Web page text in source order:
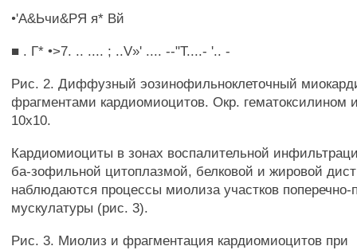
•'А&Ьчи&РЯ я* Вй
■ . Г* •>7. .. .... ; ..V»' .... --"Т....- '.. -
Рис. 2. Диффузный эозинофильноклеточный
фрагментами кардиомиоцитов. Окр. гематоксилином
10x10.
Кардиомиоциты в зонах воспалительной
ба-зофильной цитоплазмой, белковой и жировой
наблюдаются процессы миолиза участков поперечно-
мускулатуры (рис. 3).
Рис. 3. Миолиз и фрагментация кардиомиоцитов при